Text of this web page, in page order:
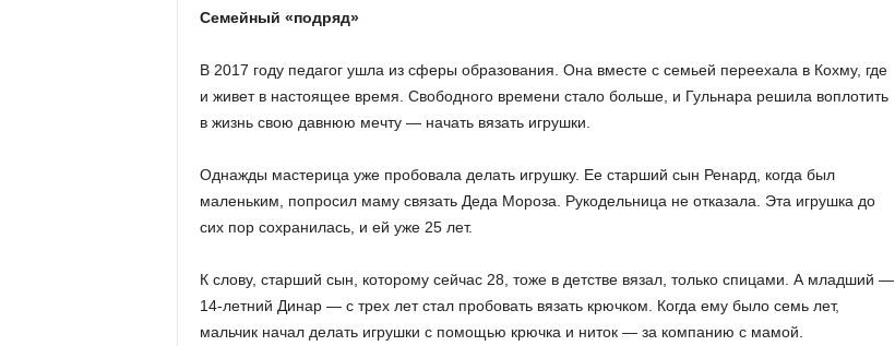
Семейный «подряд»
В 2017 году педагог ушла из сферы образования. Она вместе с семьей переехала в Кохму, где
и живет в настоящее время. Свободного времени стало больше, и Гульнара решила воплотить
в жизнь свою давнюю мечту — начать вязать игрушки.
Однажды мастерица уже пробовала делать игрушку. Ее старший сын Ренард, когда был
маленьким, попросил маму связать Деда Мороза. Рукодельница не отказала. Эта игрушка до
сих пор сохранилась, и ей уже 25 лет.
К слову, старший сын, которому сейчас 28, тоже в детстве вязал, только спицами. А младший —
14-летний Динар — с трех лет стал пробовать вязать крючком. Когда ему было семь лет,
мальчик начал делать игрушки с помощью крючка и ниток — за компанию с мамой.